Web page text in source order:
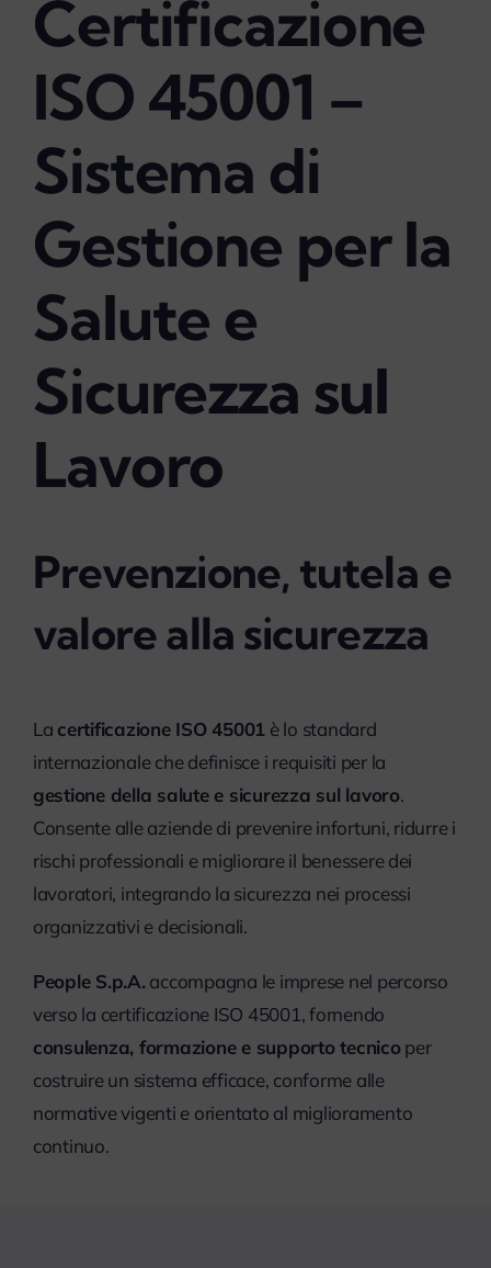
myPeople
Certificazione
ISO 45001 –
Sistema di
Gestione per la
Salute e
Sicurezza sul
Lavoro
Prevenzione, tutela e
valore alla sicurezza
La certificazione ISO 45001 è lo standard
internazionale che definisce i requisiti per la
gestione della salute e sicurezza sul lavoro.
Consente alle aziende di prevenire infortuni, ridurre i
rischi professionali e migliorare il benessere dei
lavoratori, integrando la sicurezza nei processi
organizzativi e decisionali.
People S.p.A. accompagna le imprese nel percorso
verso la certificazione ISO 45001, fornendo
consulenza, formazione e supporto tecnicoper
costruire un sistema efficace, conforme alle
normative vigenti e orientato al miglioramento
continuo.